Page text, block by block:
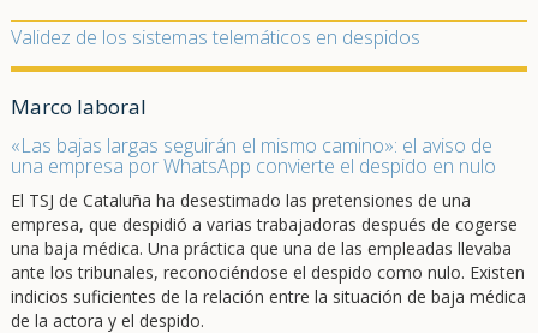
Validez de los sistemas telemáticos en despidos
Marco laboral
«Las bajas largas seguirán el mismo camino»: el aviso de
una empresa por WhatsApp convierte el despido en nulo
El TSJ de Cataluña ha desestimado las pretensiones de una
empresa, que despidió a varias trabajadoras después de cogerse
una baja médica. Una práctica que una de las empleadas llevaba
ante los tribunales, reconociéndose el despido como nulo. Existen
indicios suficientes de la relación entre la situación de baja médica
de la actora y el despido.